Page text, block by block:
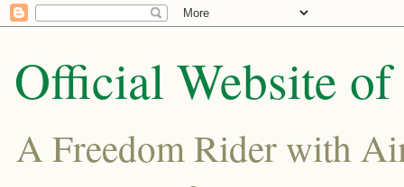
Official Website
A Freedom Rider with